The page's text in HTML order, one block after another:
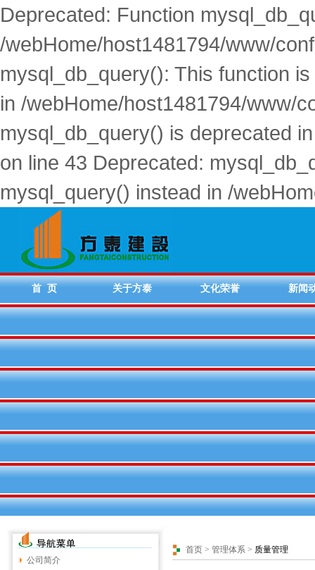
Deprecated: Function
/webHome/host1481794/www/
mysql_db_query(): This function
in /webHome/host1481794/www/
mysql_db_query() is deprecated
on line 43 Deprecated:
mysql_query() instead in /
首 页 关于方泰 文化荣誉 新闻
公司简介
首页 > 管理体系 > 质量管理